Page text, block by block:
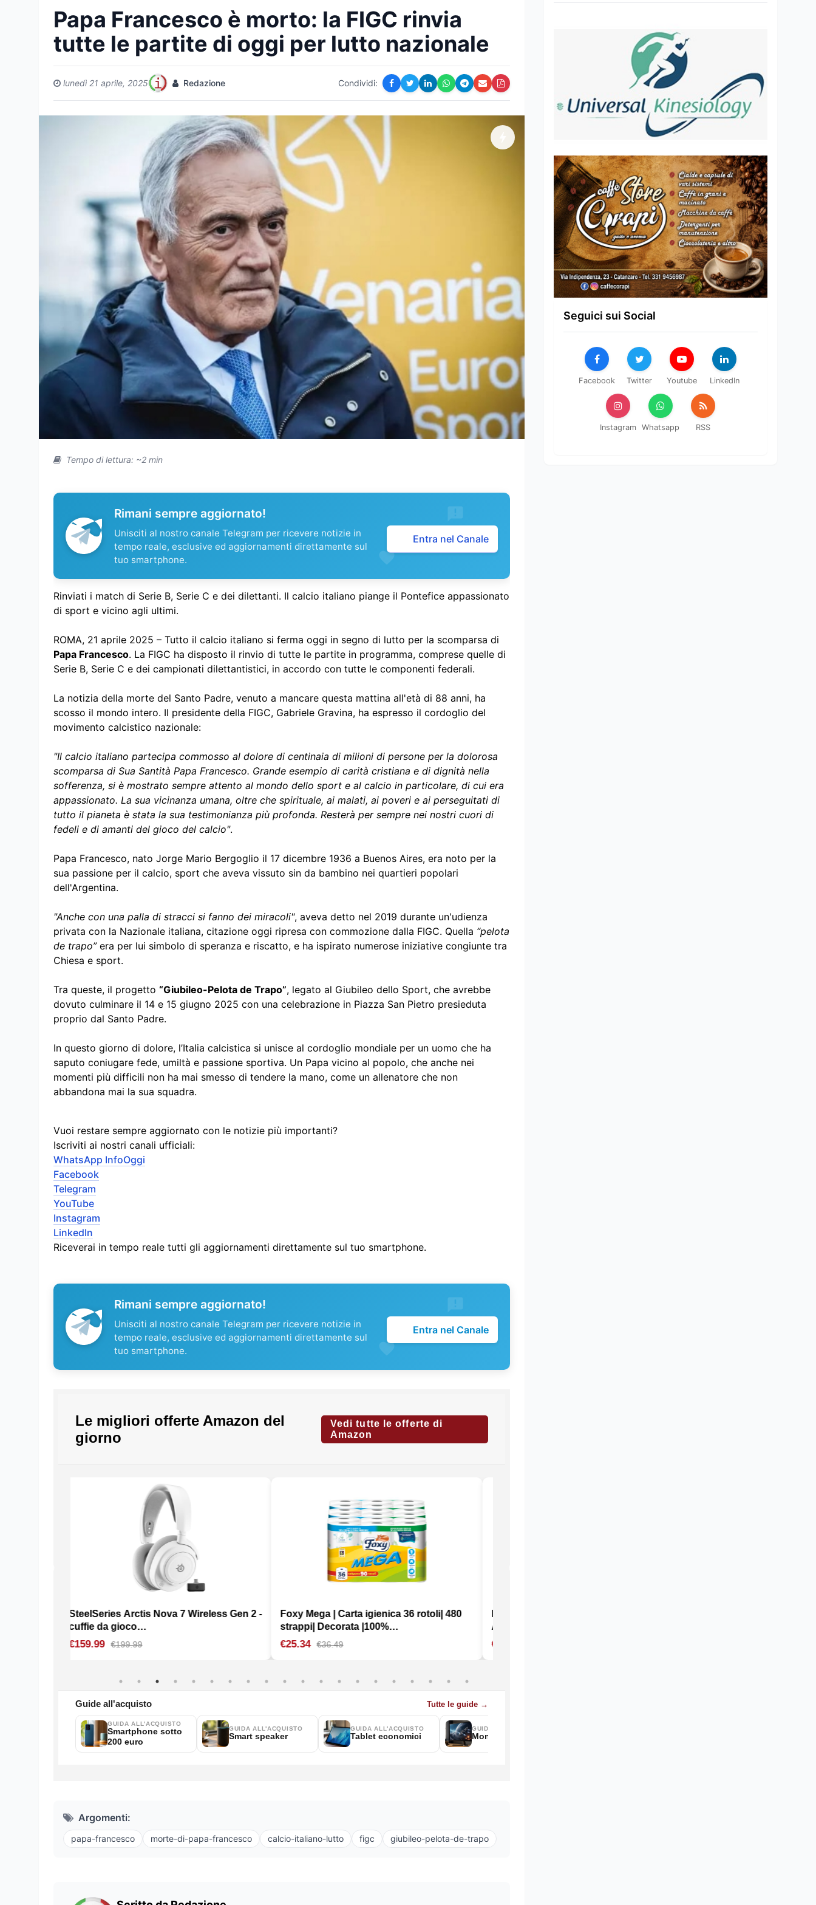
Papa Francesco è morto: la FIGC rinvia
tutte le partite di oggi per lutto nazionale
lunedì 21 aprile, 2025 Redazione Condividi:
Tempo di lettura: ~2 min
Rimani sempre aggiornato!
Unisciti al nostro canale Telegram per ricevere notizie in
tempo reale, esclusive ed aggiornamenti direttamente sul
tuo smartphone.
Entra nel Canale
Rinviati i match di Serie B, Serie C e dei dilettanti. Il calcio italiano piange il Pontefice appassionato
di sport e vicino agli ultimi.
ROMA, 21 aprile 2025 – Tutto il calcio italiano si ferma oggi in segno di lutto per la scomparsa di
Papa Francesco. La FIGC ha disposto il rinvio di tutte le partite in programma, comprese quelle di
Serie B, Serie C e dei campionati dilettantistici, in accordo con tutte le componenti federali.
La notizia della morte del Santo Padre, venuto a mancare questa mattina all'età di 88 anni, ha
scosso il mondo intero. Il presidente della FIGC, Gabriele Gravina, ha espresso il cordoglio del
movimento calcistico nazionale:
"Il calcio italiano partecipa commosso al dolore di centinaia di milioni di persone per la dolorosa
scomparsa di Sua Santità Papa Francesco. Grande esempio di carità cristiana e di dignità nella
sofferenza, si è mostrato sempre attento al mondo dello sport e al calcio in particolare, di cui era
appassionato. La sua vicinanza umana, oltre che spirituale, ai malati, ai poveri e ai perseguitati di
tutto il pianeta è stata la sua testimonianza più profonda. Resterà per sempre nei nostri cuori di
fedeli e di amanti del gioco del calcio".
Papa Francesco, nato Jorge Mario Bergoglio il 17 dicembre 1936 a Buenos Aires, era noto per la
sua passione per il calcio, sport che aveva vissuto sin da bambino nei quartieri popolari
dell'Argentina.
"Anche con una palla di stracci si fanno dei miracoli", aveva detto nel 2019 durante un'udienza
privata con la Nazionale italiana, citazione oggi ripresa con commozione dalla FIGC. Quella “pelota
de trapo”era per lui simbolo di speranza e riscatto, e ha ispirato numerose iniziative congiunte tra
Chiesa e sport.
Tra queste, il progetto “Giubileo-Pelota de Trapo”, legato al Giubileo dello Sport, che avrebbe
dovuto culminare il 14 e 15 giugno 2025 con una celebrazione in Piazza San Pietro presieduta
proprio dal Santo Padre.
In questo giorno di dolore, l’Italia calcistica si unisce al cordoglio mondiale per un uomo che ha
saputo coniugare fede, umiltà e passione sportiva. Un Papa vicino al popolo, che anche nei
momenti più difficili non ha mai smesso di tendere la mano, come un allenatore che non
abbandona mai la sua squadra.
Vuoi restare sempre aggiornato con le notizie più importanti?
Iscriviti ai nostri canali ufficiali:
WhatsApp InfoOggi
Facebook
Telegram
YouTube
Instagram
LinkedIn
Riceverai in tempo reale tutti gli aggiornamenti direttamente sul tuo smartphone.
Rimani sempre aggiornato!
Unisciti al nostro canale Telegram per ricevere notizie in
tempo reale, esclusive ed aggiornamenti direttamente sul
tuo smartphone.
Entra nel Canale
Argomenti:
papa-francesco morte-di-papa-francesco calcio-italiano-lutto figc giubileo-pelota-de-trapo
Seguici sui Social
Facebook Twitter Youtube LinkedIn
Instagram Whatsapp RSS